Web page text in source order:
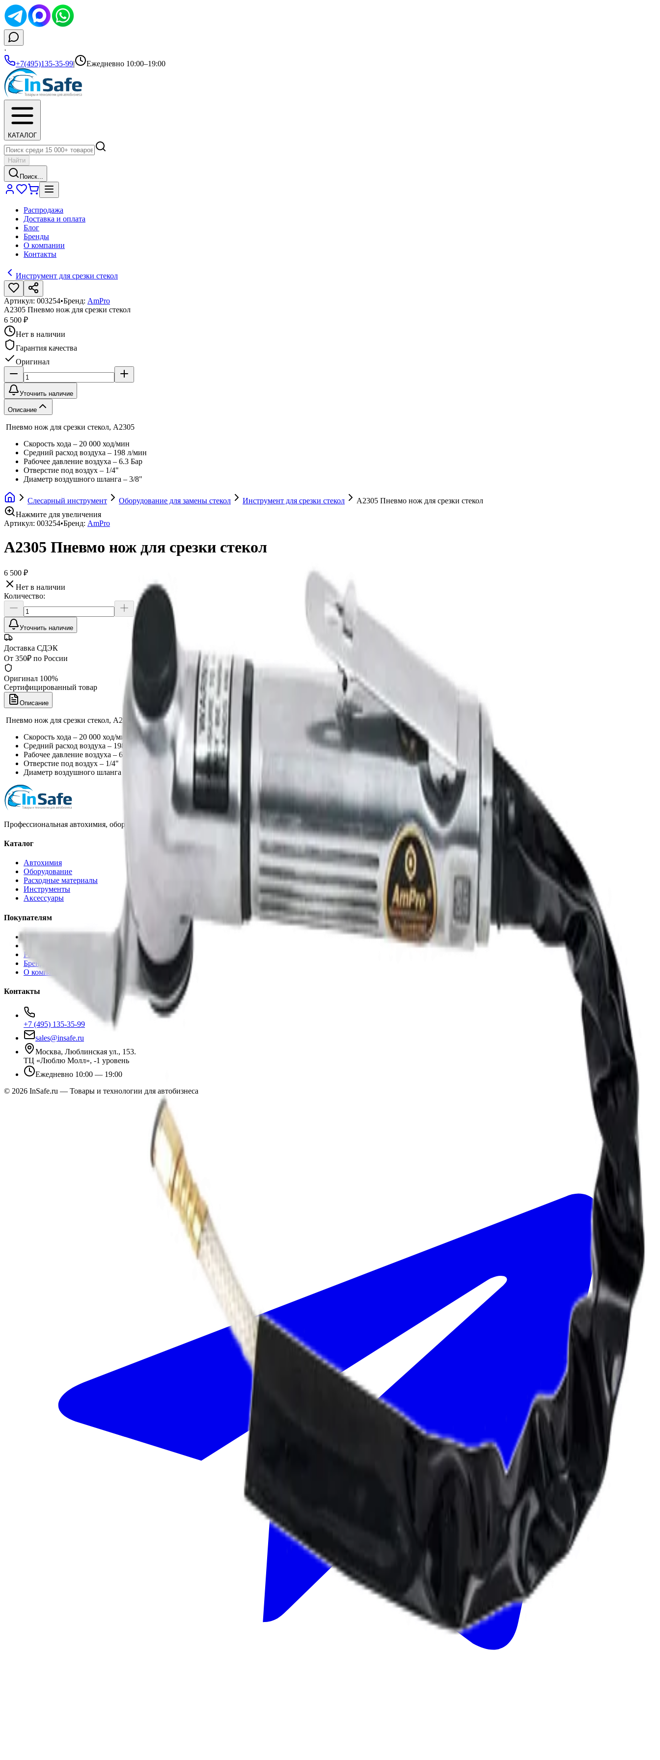
·
+7(495)135-35-99| Ежедневно 10:00–19:00
КАТАЛОГ
Найти
Поиск...
Распродажа
Доставка и оплата
Блог
Бренды
О компании
Контакты
Инструмент для срезки стекол
Артикул: 003254•Бренд: AmPro
A2305 Пневмо нож для срезки стекол
6 500 ₽
Нет в наличии
Гарантия качества
Оригинал
Уточнить наличие
Описание
Пневмо нож для срезки стекол, A2305
Скорость хода – 20 000 ход/мин
Средний расход воздуха – 198 л/мин
Рабочее давление воздуха – 6.3 Бар
Отверстие под воздух – 1/4"
Диаметр воздушного шланга – 3/8"
Слесарный инструмент Оборудование для замены стекол Инструмент для срезки стекол
A2305 Пневмо нож для срезки стекол
Нажмите для увеличения
Артикул: 003254•Бренд: AmPro
A2305 Пневмо нож для срезки стекол
6 500 ₽
Нет в наличии
Количество:
Уточнить наличие
Доставка СДЭК
От 350₽ по России
Оригинал 100%
Сертифицированный товар
Описание
Пневмо нож для срезки стекол, A2305
Скорость хода – 20 000 ход/мин
Средний расход воздуха – 198 л/мин
Рабочее давление воздуха – 6.3 Бар
Отверстие под воздух – 1/4"
Диаметр воздушного шланга – 3/8"
Профессиональная автохимия, оборудование и расходные материалы для детейлинга.
Каталог
Автохимия
Оборудование
Расходные материалы
Инструменты
Аксессуары
Покупателям
Распродажа
Бренды
О компании
Контакты
+7 (495) 135-35-99
sales@insafe.ru
Москва, Люблинская ул., 153.
ТЦ «Люблю Молл», -1 уровень
Ежедневно 10:00 — 19:00
© 2026 InSafe.ru — Товары и технологии для автобизнеса